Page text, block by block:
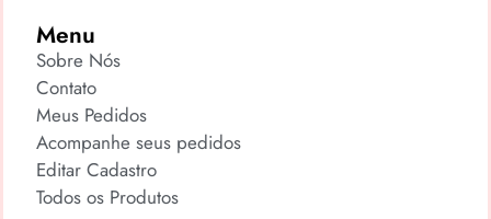
Menu
Sobre Nós
Contato
Meus Pedidos
Acompanhe seus pedidos
Editar Cadastro
Todos os Produtos